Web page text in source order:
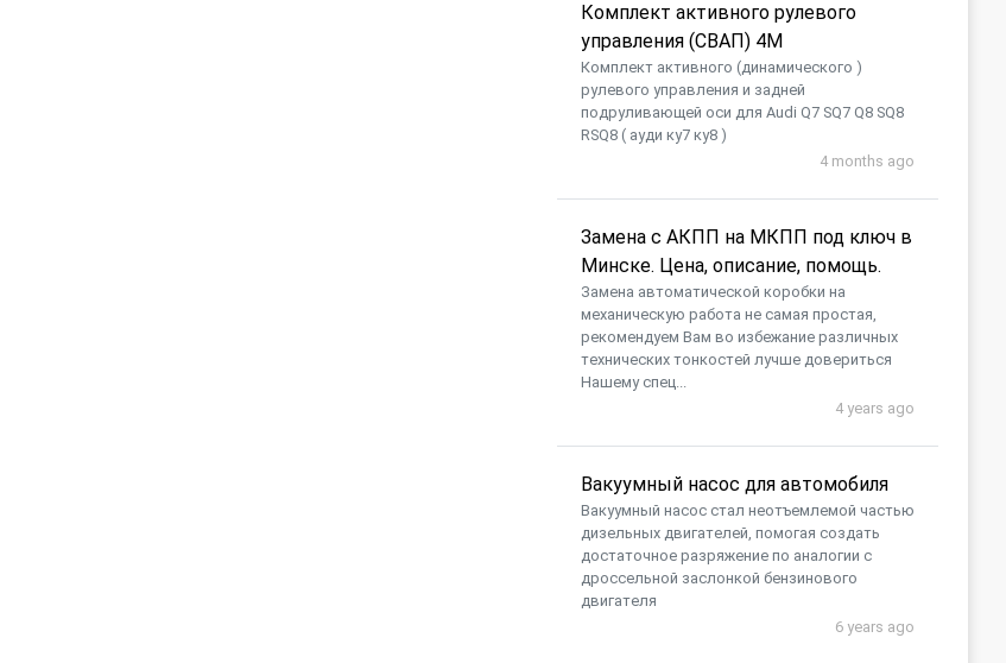
Комплект активного рулевого
управления (СВАП) 4M
Комплект активного (динамического )
рулевого управления и задней
подруливающей оси для Audi Q7 SQ7 Q8 SQ8
RSQ8 ( ауди ку7 ку8 )
4 months ago
Замена с АКПП на МКПП под ключ в
Минске. Цена, описание, помощь.
Замена автоматической коробки на
механическую работа не самая простая,
рекомендуем Вам во избежание различных
технических тонкостей лучше довериться
Нашему спец...
4 years ago
Вакуумный насос для автомобиля
​Вакуумный насос стал неотъемлемой частью
дизельных двигателей, помогая создать
достаточное разряжение по аналогии с
дроссельной заслонкой бензинового
двигателя
6 years ago